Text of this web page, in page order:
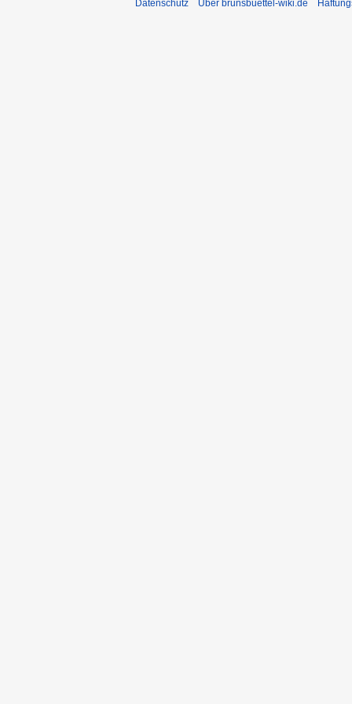
Datenschutz Über brunsbuettel-wiki.de